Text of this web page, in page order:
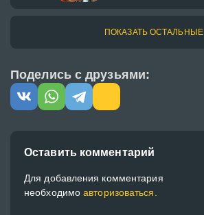
ПОКАЗАТЬ ОСТАЛЬНЫЕ
Поделись с друзьями:
Оставить комментарий
Для добавления комментария
необходимоавторизоваться.